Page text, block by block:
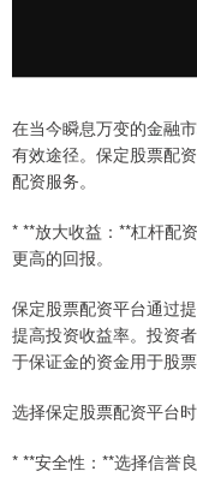
在当今瞬息万变的金融
有效途径。保定股票配
配资服务。
* **放大收益：**杠杆配
更高的回报。
保定股票配资平台通过
提高投资收益率。投资
于保证金的资金用于股票
选择保定股票配资平台
* **安全性：**选择信誉